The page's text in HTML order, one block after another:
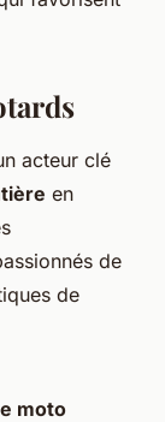
acteur clé
en
de
de
moto